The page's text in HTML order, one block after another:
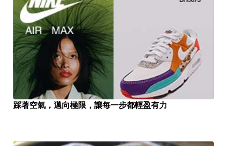
踩著空氣，邁向極限，讓每一步都輕盈有力